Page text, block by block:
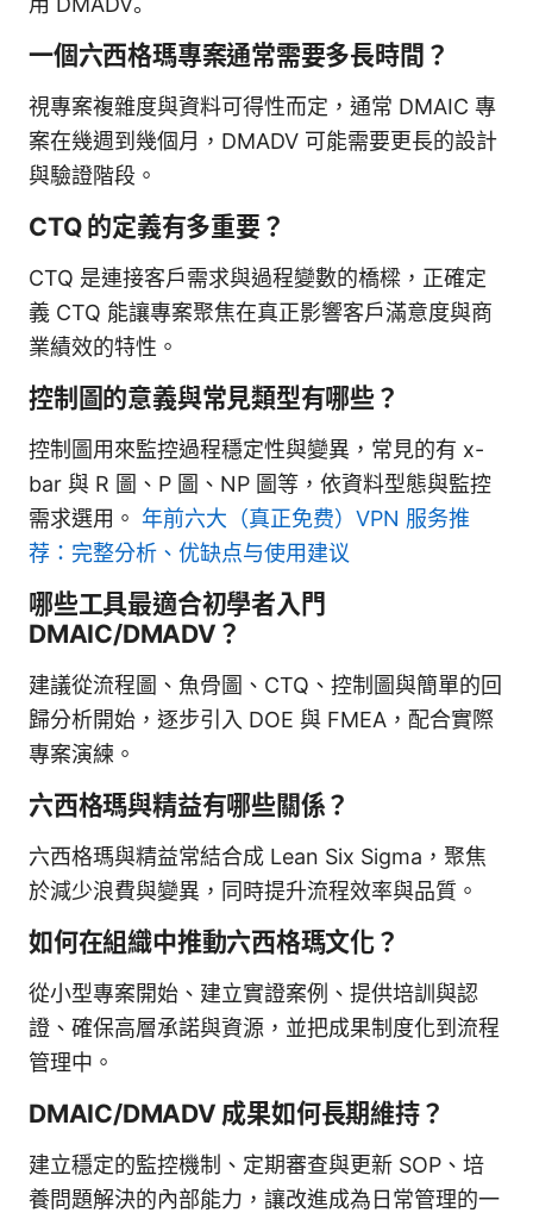
一個六西格瑪專案通常需要多長時間？
視專案複雜度與資料可得性而定，通常 DMAIC 專
案在幾週到幾個月，DMADV 可能需要更長的設計
與驗證階段。
CTQ 的定義有多重要？
CTQ 是連接客戶需求與過程變數的橋樑，正確定
義 CTQ 能讓專案聚焦在真正影響客戶滿意度與商
業績效的特性。
控制圖的意義與常見類型有哪些？
控制圖用來監控過程穩定性與變異，常見的有 x-
bar 與 R 圖、P 圖、NP 圖等，依資料型態與監控
需求選用。 年前六大（真正免费）VPN 服务推
荐：完整分析、优缺点与使用建议
哪些工具最適合初學者入門
DMAIC/DMADV？
建議從流程圖、魚骨圖、CTQ、控制圖與簡單的回
歸分析開始，逐步引入 DOE 與 FMEA，配合實際
專案演練。
六西格瑪與精益有哪些關係？
六西格瑪與精益常結合成 Lean Six Sigma，聚焦
於減少浪費與變異，同時提升流程效率與品質。
如何在組織中推動六西格瑪文化？
從小型專案開始、建立實證案例、提供培訓與認
證、確保高層承諾與資源，並把成果制度化到流程
管理中。
DMAIC/DMADV 成果如何長期維持？
建立穩定的監控機制、定期審查與更新 SOP、培
養問題解決的內部能力，讓改進成為日常管理的一